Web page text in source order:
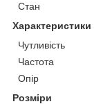
Стан
Характеристики
Чутливість
Частота
Опір
Розміри